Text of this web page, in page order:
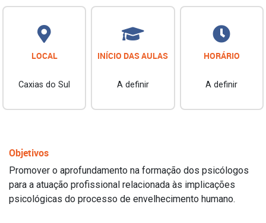
LOCAL
Caxias do Sul
INÍCIO DAS AULAS
A definir
HORÁRIO
A definir
Objetivos
Promover o aprofundamento na formação dos psicólogos
para a atuação profissional relacionada às implicações
psicológicas do processo de envelhecimento humano.